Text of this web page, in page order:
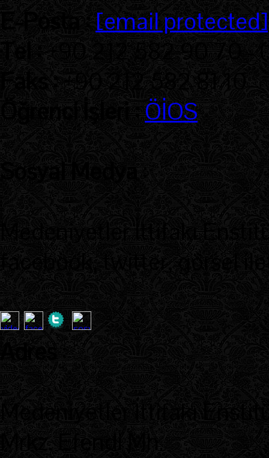
E-Posta :[email protected]
Tel :+90 212 582 90 70 -
Faks :+90 212 582 81 10
Öğrenci İşleri :ÖİOS
Sosyal Medya:
Medeniyetler İttifakı
facebook, twitter, görsel
Adres:
Medeniyetler İttifakı
Mrkz. Efendi Mh.